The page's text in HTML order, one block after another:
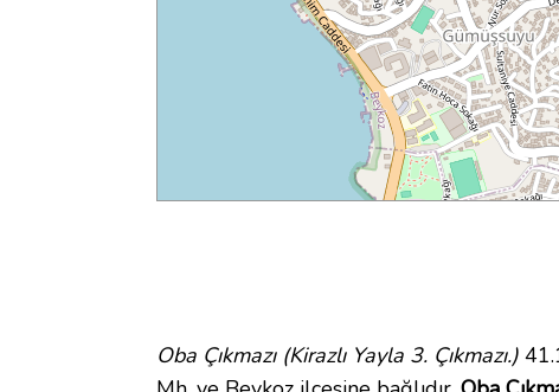
Oba Çıkmazı (Kirazlı Yayla 3. Çıkmazı.)